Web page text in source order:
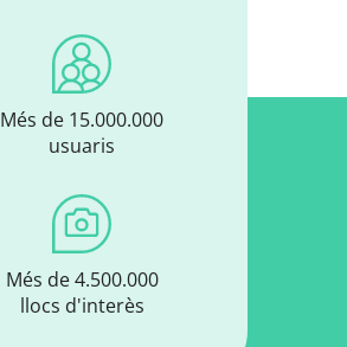
Més de 15.000.000
usuaris
Més de 4.500.000
llocs d'interès